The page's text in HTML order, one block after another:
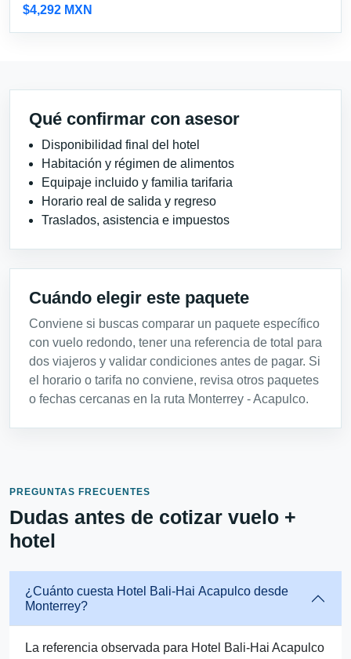
$4,292 MXN
Qué confirmar con asesor
Disponibilidad final del hotel
Habitación y régimen de alimentos
Equipaje incluido y familia tarifaria
Horario real de salida y regreso
Traslados, asistencia e impuestos
Cuándo elegir este paquete
Conviene si buscas comparar un paquete específico
con vuelo redondo, tener una referencia de total para
dos viajeros y validar condiciones antes de pagar. Si
el horario o tarifa no conviene, revisa otros paquetes
o fechas cercanas en la ruta Monterrey - Acapulco.
PREGUNTAS FRECUENTES
Dudas antes de cotizar vuelo +
hotel
¿Cuánto cuesta Hotel Bali-Hai Acapulco desde
Monterrey?
La referencia observada para Hotel Bali-Hai Acapulco